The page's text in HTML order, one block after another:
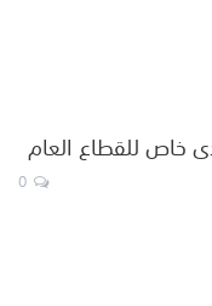
خاص للقطاع العام